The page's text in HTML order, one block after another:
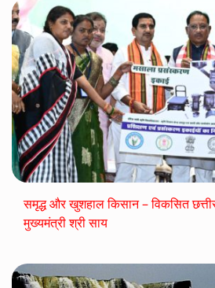
समृद्ध और खुशहाल किसान – विकसित
मुख्यमंत्री श्री साय